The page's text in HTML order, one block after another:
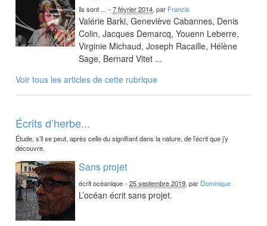
ils sont ... -7 février 2014, par Francis
Valérie Barki, Geneviève Cabannes, Denis
Colin, Jacques Demarcq, Youenn Leberre,
Virginie Michaud, Joseph Racaille, Hélène
Sage, Bernard Vitet ...
Voir tous les articles de cette rubrique
Écrits d’herbe...
Étude, s’il se peut, après celle du signifiant dans la nature, de l’écrit que j’y
découvre.
Sans projet
écrit océanique -25 septembre 2019, par Dominique
L’océan écrit sans projet.